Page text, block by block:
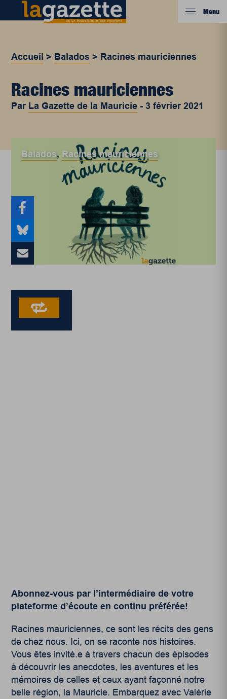
Menu
Accueil > Balados > Racines mauriciennes
Racines mauriciennes
Par La Gazette de la Mauricie -3 février 2021
Balados, Racines mauriciennes
Abonnez-vous par l’intermédiaire de votre
plateforme d’écoute en continu préférée!
Racines mauriciennes, ce sont les récits des gens
de chez nous. Ici, on se raconte nos histoires.
Vous êtes invité.e à travers chacun des épisodes
à découvrir les anecdotes, les aventures et les
mémoires de celles et ceux ayant façonné notre
belle région, la Mauricie. Embarquez avec Valérie